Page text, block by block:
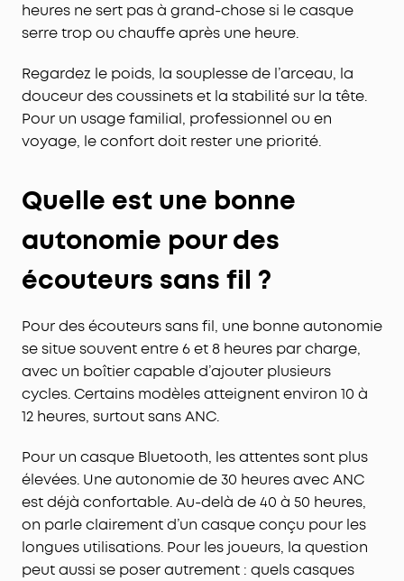
heures ne sert pas à grand-chose si le casque
serre trop ou chauffe après une heure.
Regardez le poids, la souplesse de l’arceau, la
douceur des coussinets et la stabilité sur la tête.
Pour un usage familial, professionnel ou en
voyage, le confort doit rester une priorité.
Quelle est une bonne
autonomie pour des
écouteurs sans fil ?
Pour des écouteurs sans fil, une bonne autonomie
se situe souvent entre 6 et 8 heures par charge,
avec un boîtier capable d’ajouter plusieurs
cycles. Certains modèles atteignent environ 10 à
12 heures, surtout sans ANC.
Pour un casque Bluetooth, les attentes sont plus
élevées. Une autonomie de 30 heures avec ANC
est déjà confortable. Au-delà de 40 à 50 heures,
on parle clairement d’un casque conçu pour les
longues utilisations. Pour les joueurs, la question
peut aussi se poser autrement : quels casques